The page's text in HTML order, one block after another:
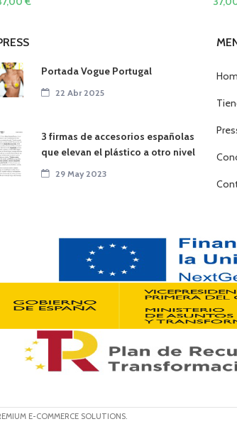
Portada Vogue Portugal
22 Abr 2025
3 firmas de accesorios españolas
que elevan el plástico a otro nivel
29 May 2023
E-COMMERCE SOLUTIONS.